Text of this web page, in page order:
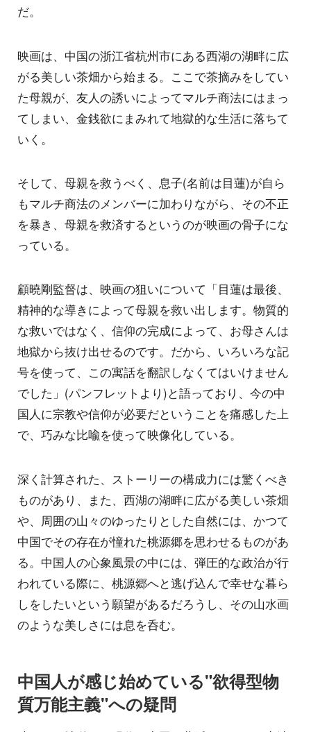
だ。
映画は、中国の浙江省杭州市にある西湖の湖畔に広
がる美しい茶畑から始まる。ここで茶摘みをしてい
た母親が、友人の誘いによってマルチ商法にはまっ
てしまい、金銭欲にまみれて地獄的な生活に落ちて
いく。
そして、母親を救うべく、息子(名前は目蓮)が自ら
もマルチ商法のメンバーに加わりながら、その不正
を暴き、母親を救済するというのが映画の骨子にな
っている。
顧曉剛監督は、映画の狙いについて「目蓮は最後、
精神的な導きによって母親を救い出します。物質的
な救いではなく、信仰の完成によって、お母さんは
地獄から抜け出せるのです。だから、いろいろな記
号を使って、この寓話を翻訳しなくてはいけません
でした」(パンフレットより)と語っており、今の中
国人に宗教や信仰が必要だということを痛感した上
で、巧みな比喩を使って映像化している。
深く計算された、ストーリーの構成力には驚くべき
ものがあり、また、西湖の湖畔に広がる美しい茶畑
や、周囲の山々のゆったりとした自然には、かつて
中国でその存在が憧れた桃源郷を思わせるものがあ
る。中国人の心象風景の中には、弾圧的な政治が行
われている際に、桃源郷へと逃げ込んで幸せな暮ら
しをしたいという願望があるだろうし、その山水画
のような美しさには息を呑む。
中国人が感じ始めている"欲得型物
質万能主義"への疑問